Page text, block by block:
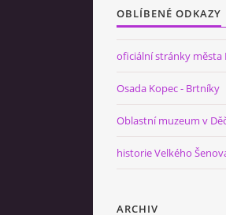
OBLÍBENÉ ODKAZY
oficiální stránky města
Osada Kopec - Brtníky
Oblastní muzeum v
historie Velkého
ARCHIV